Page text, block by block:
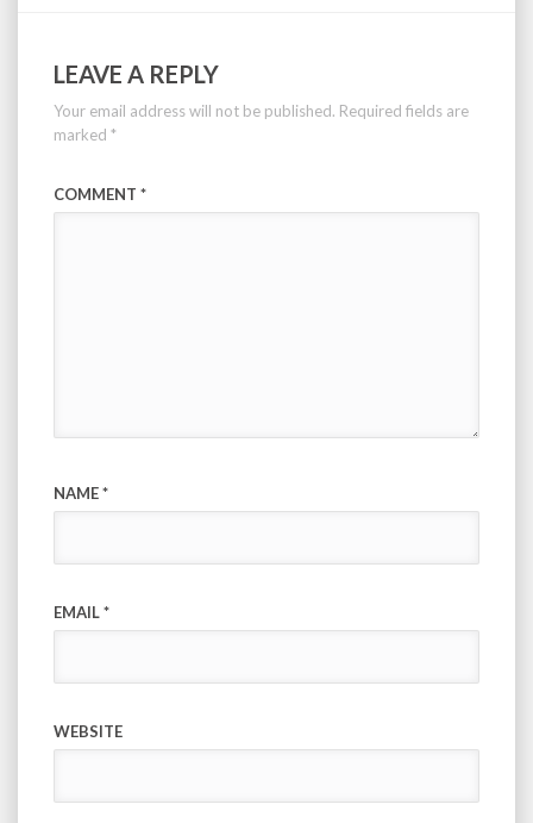
LEAVE A REPLY
Your email address will not be published. Required fields are
marked *
COMMENT *
NAME*
EMAIL*
WEBSITE